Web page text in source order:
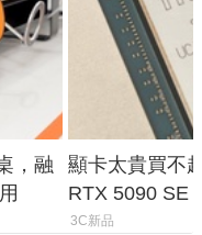
，融
顯卡太貴買不
RTX 5090 SE
體
3C新品